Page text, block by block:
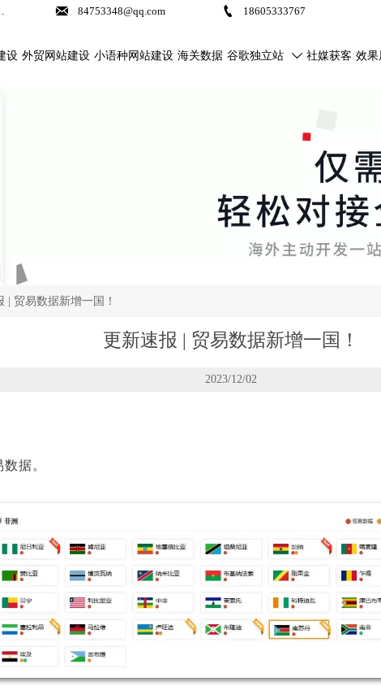
座1206室  84753348@qq.com  18605333767
设 外贸网站建设 小语种网站建设 海关数据 谷歌独立站  社媒获客 效果
| 贸易数据新增一国！
更新速报 | 贸易数据新增一国！
2023/12/02
据。